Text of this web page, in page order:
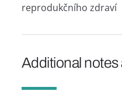
reprodukčního zdraví
Additional